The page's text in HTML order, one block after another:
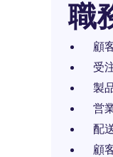
職
顧
受
製
営
配
顧